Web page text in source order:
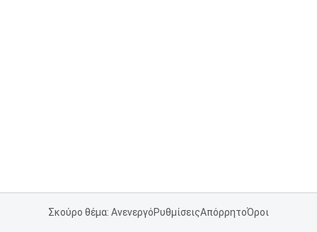
Σκούρο θέμα: ΑνενεργόΡυθμίσειςΑπόρρητοΌροι